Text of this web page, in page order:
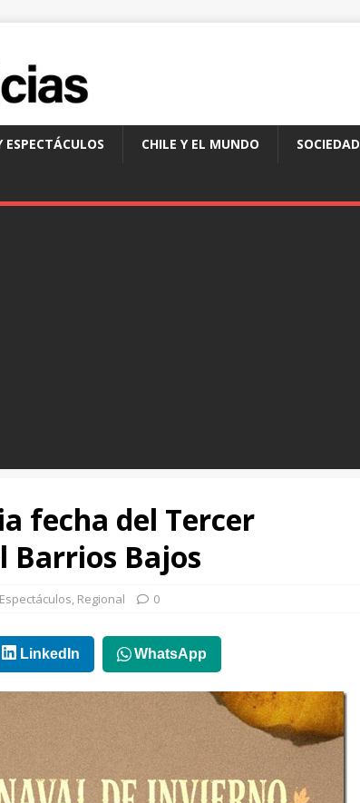
ESPECTÁCULOS CHILE Y EL MUNDO SOCIEDAD
fecha del Tercer
Barrios Bajos
, Regional 0
LinkedIn WhatsApp